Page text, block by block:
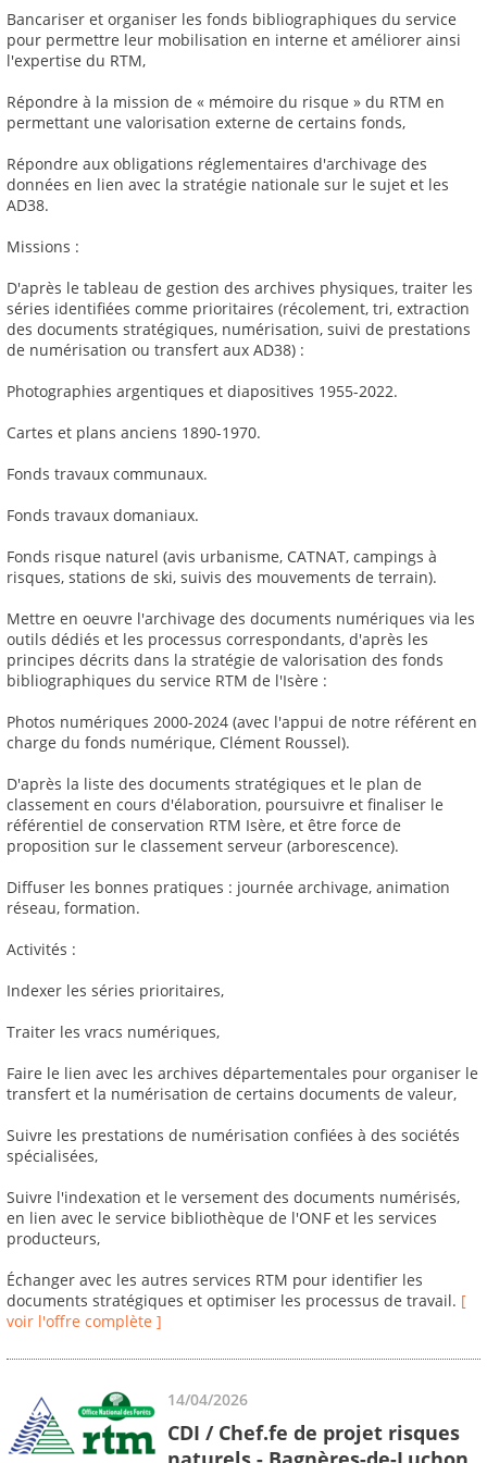
Bancariser et organiser les fonds bibliographiques du service
pour permettre leur mobilisation en interne et améliorer ainsi
l'expertise du RTM,
Répondre à la mission de « mémoire du risque » du RTM en
permettant une valorisation externe de certains fonds,
Répondre aux obligations réglementaires d'archivage des
données en lien avec la stratégie nationale sur le sujet et les
AD38.
Missions :
D'après le tableau de gestion des archives physiques, traiter les
séries identifiées comme prioritaires (récolement, tri, extraction
des documents stratégiques, numérisation, suivi de prestations
de numérisation ou transfert aux AD38) :
Photographies argentiques et diapositives 1955-2022.
Cartes et plans anciens 1890-1970.
Fonds travaux communaux.
Fonds travaux domaniaux.
Fonds risque naturel (avis urbanisme, CATNAT, campings à
risques, stations de ski, suivis des mouvements de terrain).
Mettre en oeuvre l'archivage des documents numériques via les
outils dédiés et les processus correspondants, d'après les
principes décrits dans la stratégie de valorisation des fonds
bibliographiques du service RTM de l'Isère :
Photos numériques 2000-2024 (avec l'appui de notre référent en
charge du fonds numérique, Clément Roussel).
D'après la liste des documents stratégiques et le plan de
classement en cours d'élaboration, poursuivre et finaliser le
référentiel de conservation RTM Isère, et être force de
proposition sur le classement serveur (arborescence).
Diffuser les bonnes pratiques : journée archivage, animation
réseau, formation.
Activités :
Indexer les séries prioritaires,
Traiter les vracs numériques,
Faire le lien avec les archives départementales pour organiser le
transfert et la numérisation de certains documents de valeur,
Suivre les prestations de numérisation confiées à des sociétés
spécialisées,
Suivre l'indexation et le versement des documents numérisés,
en lien avec le service bibliothèque de l'ONF et les services
producteurs,
Échanger avec les autres services RTM pour identifier les
documents stratégiques et optimiser les processus de travail. [
voir l'offre complète ]
14/04/2026
CDI / Chef.fe de projet risques